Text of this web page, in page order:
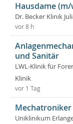
Hausdame
Dr. Becker Klinik
vor 8 h
und Sanitär
LWL-Klinik für
Klinik
vor 1 Tag
Uniklinikum